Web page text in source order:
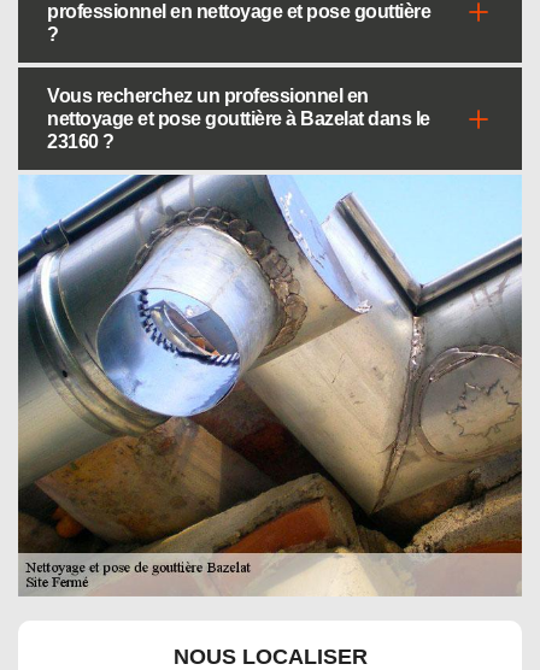
professionnel en nettoyage et pose gouttière
?
Vous recherchez un professionnel en
nettoyage et pose gouttière à Bazelat dans le
23160 ?
NOUS LOCALISER